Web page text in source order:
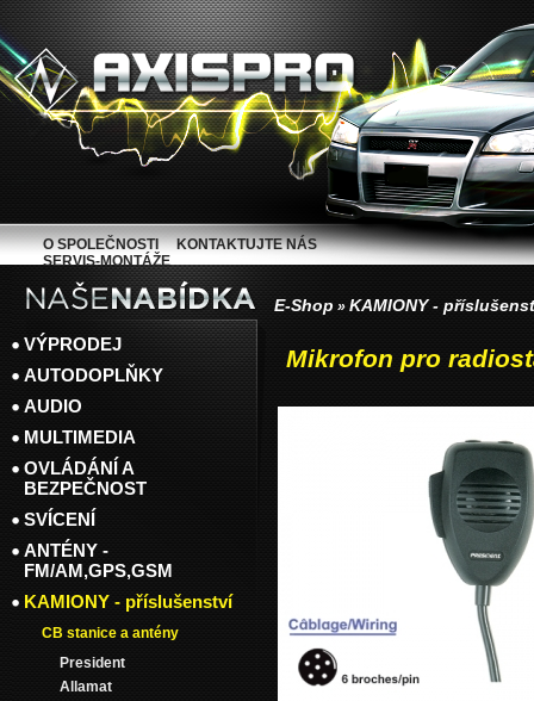
E-Shop » KAMIONY -
Mikrofon pro
VÝPRODEJ
AUTODOPLŇKY
AUDIO
MULTIMEDIA
OVLÁDÁNÍ A
BEZPEČNOST
SVÍCENÍ
ANTÉNY -
FM/AM,GPS,GSM
KAMIONY - příslušenství
CB stanice a antény
President
Allamat
O SPOLEČNOSTI
KONTAKTUJTE NÁS
SERVIS-MONTÁŽE